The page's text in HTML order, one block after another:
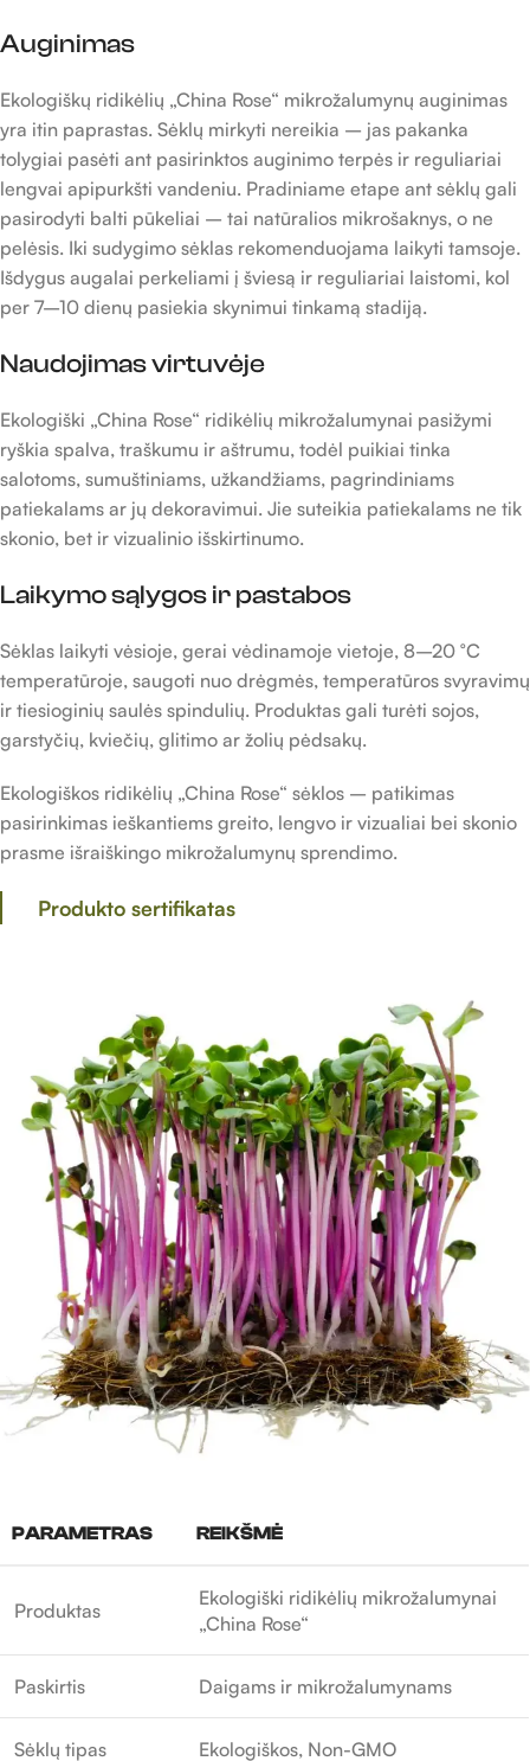
Auginimas
Ekologiškų ridikėlių „China Rose“ mikrožalumynų auginimas
yra itin paprastas. Sėklų mirkyti nereikia – jas pakanka
tolygiai pasėti ant pasirinktos auginimo terpės ir reguliariai
lengvai apipurkšti vandeniu. Pradiniame etape ant sėklų gali
pasirodyti balti pūkeliai – tai natūralios mikrošaknys, o ne
pelėsis. Iki sudygimo sėklas rekomenduojama laikyti tamsoje.
Išdygus augalai perkeliami į šviesą ir reguliariai laistomi, kol
per 7–10 dienų pasiekia skynimui tinkamą stadiją.
Naudojimas virtuvėje
Ekologiški „China Rose“ ridikėlių mikrožalumynai pasižymi
ryškia spalva, traškumu ir aštrumu, todėl puikiai tinka
salotoms, sumuštiniams, užkandžiams, pagrindiniams
patiekalams ar jų dekoravimui. Jie suteikia patiekalams ne tik
skonio, bet ir vizualinio išskirtinumo.
Laikymo sąlygos ir pastabos
Sėklas laikyti vėsioje, gerai vėdinamoje vietoje, 8–20 °C
temperatūroje, saugoti nuo drėgmės, temperatūros svyravimų
ir tiesioginių saulės spindulių. Produktas gali turėti sojos,
garstyčių, kviečių, glitimo ar žolių pėdsakų.
Ekologiškos ridikėlių „China Rose“ sėklos – patikimas
pasirinkimas ieškantiems greito, lengvo ir vizualiai bei skonio
prasme išraiškingo mikrožalumynų sprendimo.
Produkto sertifikatas
PARAMETRAS REIKŠMĖ
Produktas
Ekologiški ridikėlių mikrožalumynai
„China Rose“
Paskirtis Daigams ir mikrožalumynams
Sėklų tipas Ekologiškos, Non-GMO